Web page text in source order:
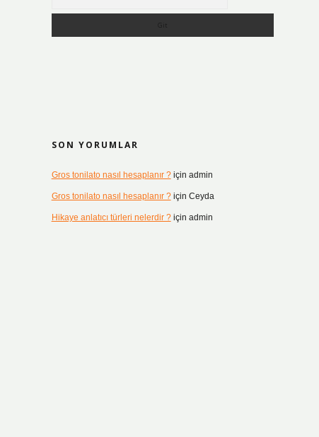
SON YORUMLAR
Gros tonilato nasıl hesaplanır ?için admin
Gros tonilato nasıl hesaplanır ?için Ceyda
Hikaye anlatıcı türleri nelerdir ?için admin